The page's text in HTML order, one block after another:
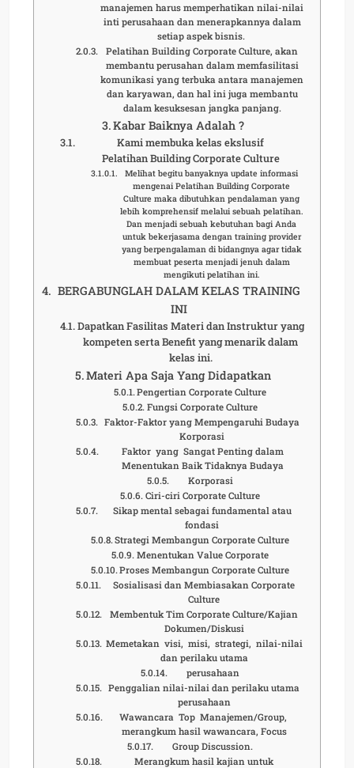
manajemen harus memperhatikan nilai-nilai
inti perusahaan dan menerapkannya dalam
setiap aspek bisnis.
Pelatihan Building Corporate Culture, akan
membantu perusahan dalam memfasilitasi
komunikasi yang terbuka antara manajemen
dan karyawan, dan hal ini juga membantu
dalam kesuksesan jangka panjang.
Kabar Baiknya Adalah ?
Kami membuka kelas ekslusif
Pelatihan Building Corporate Culture
Melihat begitu banyaknya update informasi
mengenai Pelatihan Building Corporate
Culture maka dibutuhkan pendalaman yang
lebih komprehensif melalui sebuah pelatihan.
Dan menjadi sebuah kebutuhan bagi Anda
untuk bekerjasama dengan training provider
yang berpengalaman di bidangnya agar tidak
membuat peserta menjadi jenuh dalam
mengikuti pelatihan ini.
BERGABUNGLAH DALAM KELAS TRAINING
INI
Dapatkan Fasilitas Materi dan Instruktur yang
kompeten serta Benefit yang menarik dalam
kelas ini.
Materi Apa Saja Yang Didapatkan
Pengertian Corporate Culture
Fungsi Corporate Culture
Faktor-Faktor yang Mempengaruhi Budaya
Korporasi
Faktor yang Sangat Penting dalam
Menentukan Baik Tidaknya Budaya
Korporasi
Ciri-ciri Corporate Culture
Sikap mental sebagai fundamental atau
fondasi
Strategi Membangun Corporate Culture
Menentukan Value Corporate
Proses Membangun Corporate Culture
Sosialisasi dan Membiasakan Corporate
Culture
Membentuk Tim Corporate Culture/Kajian
Dokumen/Diskusi
Memetakan visi, misi, strategi, nilai-nilai
dan perilaku utama
perusahaan
Penggalian nilai-nilai dan perilaku utama
perusahaan
Wawancara Top Manajemen/Group,
merangkum hasil wawancara, Focus
Group Discussion.
Merangkum hasil kajian untuk